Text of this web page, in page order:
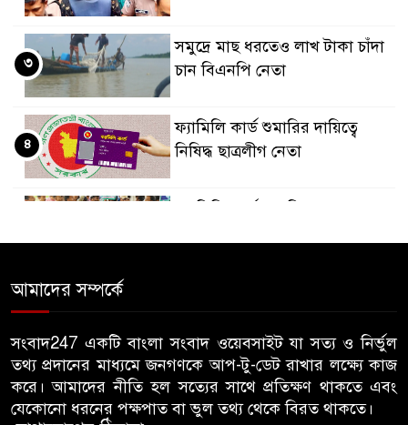
সমু‌দ্রে মাছ ধরতেও লাখ টাকা চাঁদা
চান বিএনপি নেতা
৩
ফ্যামিলি কার্ড শুমারির দায়িত্বে
নিষিদ্ধ ছাত্রলীগ নেতা
৪
ফ্যামিলি কার্ড শুমারিতে ছাত্রদল
কীভাবে- মির্জা ফখরুল
রিজার্ভ চুরির প্রতিবেদন পেছাল ৯৭
৭
আমাদের সম্পর্কে
সংবাদ247 একটি বাংলা সংবাদ ওয়েবসাইট যা সত্য ও নির্ভুল
তথ্য প্রদানের মাধ্যমে জনগণকে আপ-টু-ডেট রাখার লক্ষ্যে কাজ
করে। আমাদের নীতি হল সত্যের সাথে প্রতিক্ষণ থাকতে এবং
যেকোনো ধরনের পক্ষপাত বা ভুল তথ্য থেকে বিরত থাকতে।